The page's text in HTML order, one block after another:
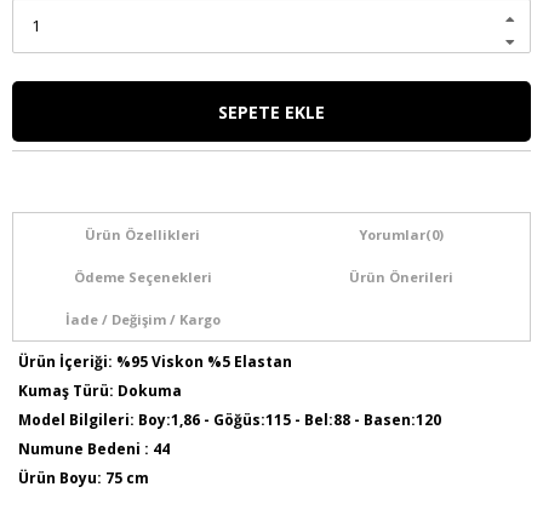
Ürün Özellikleri Yorumlar(0)
Ödeme Seçenekleri Ürün Önerileri
İade / Değişim / Kargo
Ürün İçeriği: %95 Viskon %5 Elastan
Kumaş Türü: Dokuma
Model Bilgileri: Boy:1,86 - Göğüs:115 - Bel:88 - Basen:120
Numune Bedeni : 44
Ürün Boyu: 75 cm